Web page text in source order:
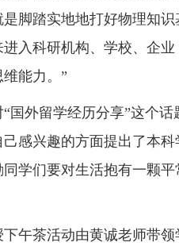
是脚踏实地地打好物理知
进入科研机构、学校、企
能力。”
“国外留学经历分享”这个
己感兴趣的方面提出了本
同学们要对生活抱有一颗
下午茶活动由黄诚老师带